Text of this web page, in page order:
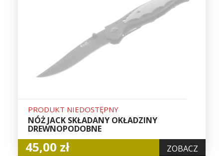
PRODUKT NIEDOSTĘPNY
NÓŻ JACK SKŁADANY OKŁADZINY
DREWNOPODOBNE
45,00 zł ZOBACZ